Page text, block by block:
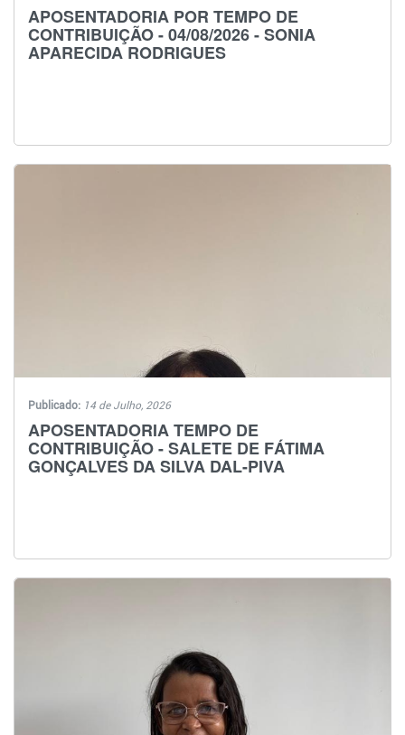
APOSENTADORIA POR TEMPO DE
CONTRIBUIÇÃO - 04/08/2026 - SONIA
APARECIDA RODRIGUES
Publicado: 14 de Julho, 2026
APOSENTADORIA TEMPO DE
CONTRIBUIÇÃO - SALETE DE FÁTIMA
GONÇALVES DA SILVA DAL-PIVA